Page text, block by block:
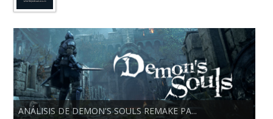
ANÁLISIS DE DEMON'S SOULS REMAKE PA...